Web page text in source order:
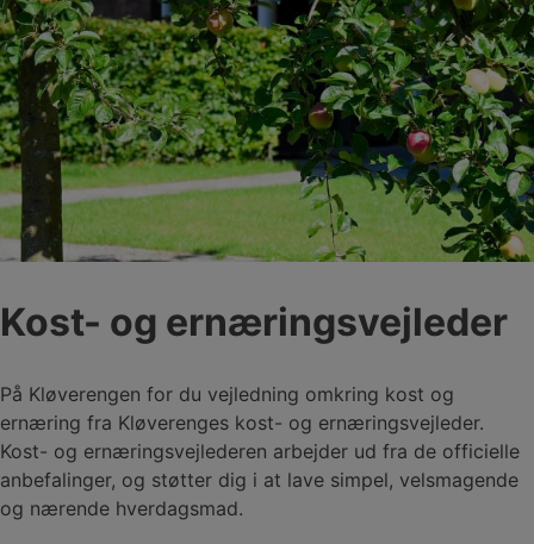
Kost- og ernæringsvejleder
På Kløverengen for du vejledning omkring kost og
ernæring fra Kløverenges kost- og ernæringsvejleder.
Kost- og ernæringsvejlederen arbejder ud fra de officielle
anbefalinger, og støtter dig i at lave simpel, velsmagende
og nærende hverdagsmad.